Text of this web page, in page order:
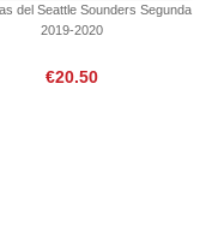
del Seattle Sounders Segunda
2019-2020
€20.50